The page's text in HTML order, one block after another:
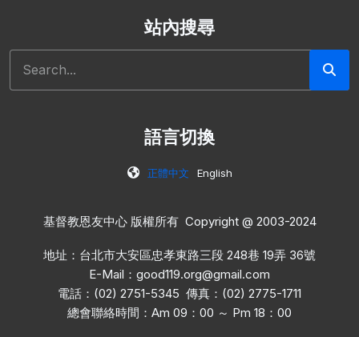
站內搜尋
語言切換
正體中文 English
基督教恩友中心 版權所有 Copyright @ 2003-2024
地址：台北市大安區忠孝東路三段 248巷 19弄 36號
E-Mail： good119.org@gmail.com
電話：(02) 2751-5345 傳真：(02) 2775-1711
總會聯絡時間：Am 09：00 ～ Pm 18：00